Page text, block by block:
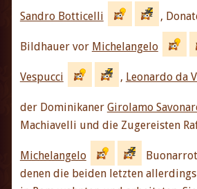
Sandro Botticelli ,
Bildhauer vor Michelangelo
Vespucci , Leonardo da
der Dominikaner Girolamo
Machiavelli und die Zugereisten
Michelangelo
denen die beiden letzten allerdings